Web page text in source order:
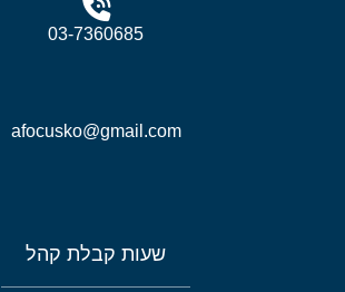
03-7360685
afocusko@gmail.com
שעות קבלת קהל